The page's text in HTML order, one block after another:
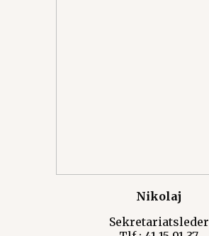
Nikolaj
Sekretariatsleder